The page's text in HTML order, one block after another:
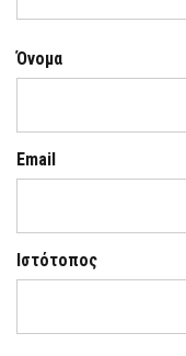
Όνομα
Email
Ιστότοπος